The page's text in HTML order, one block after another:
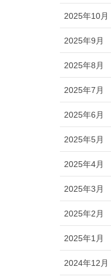
2025年10月
2025年9月
2025年8月
2025年7月
2025年6月
2025年5月
2025年4月
2025年3月
2025年2月
2025年1月
2024年12月